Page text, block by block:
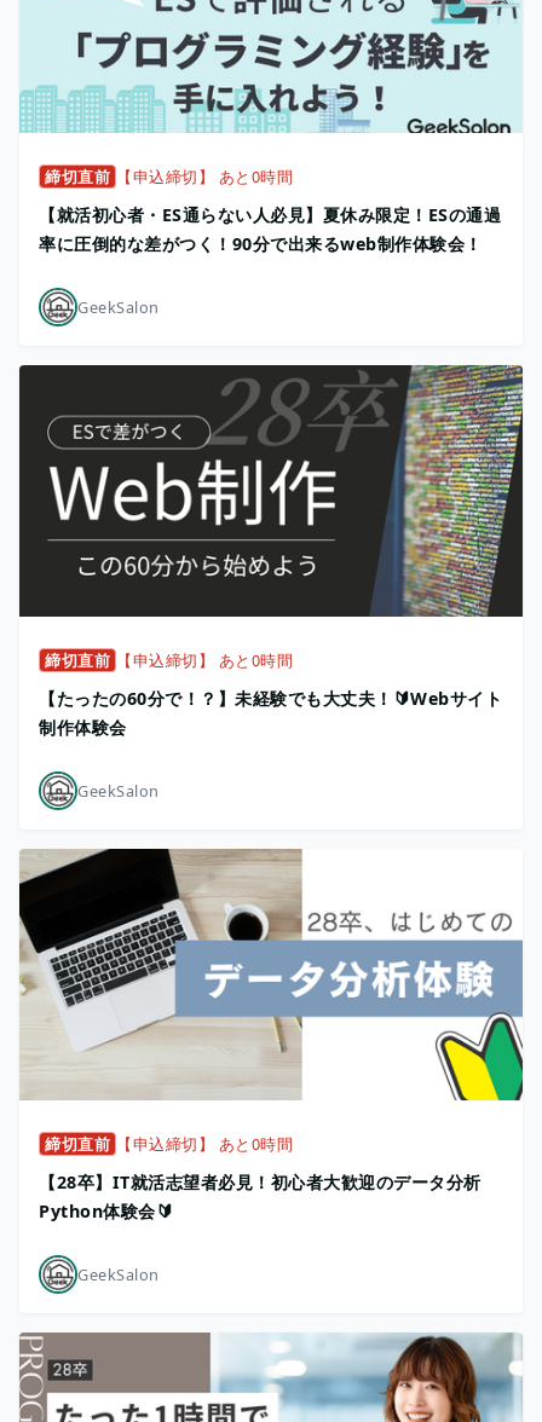
締切直前 【申込締切】 あと0時間
【就活初心者・ES通らない人必見】夏休み限定！ESの通過
率に圧倒的な差がつく！90分で出来るweb制作体験会！
GeekSalon
締切直前 【申込締切】 あと0時間
【たったの60分で！？】未経験でも大丈夫！🔰Webサイト
制作体験会
GeekSalon
締切直前 【申込締切】 あと0時間
【28卒】IT就活志望者必見！初心者大歓迎のデータ分析
Python体験会🔰
GeekSalon